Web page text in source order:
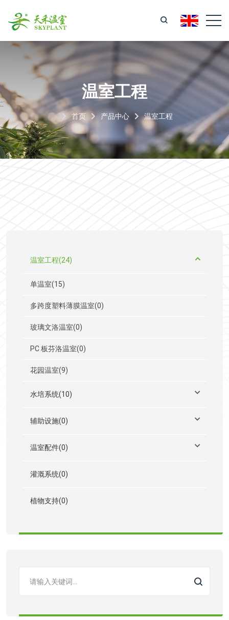
温室工程
首页 产品中心 温室工程
温室工程(24)
单温室(15)
多跨度塑料薄膜温室(0)
玻璃文洛温室(0)
PC 板芬洛温室(0)
花园温室(9)
水培系统(10)
辅助设施(0)
温室配件(0)
灌溉系统(0)
植物支持(0)